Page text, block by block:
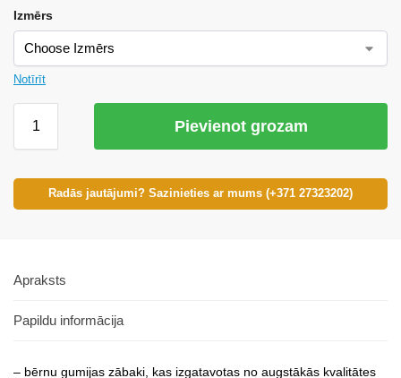
Izmērs
Notīrīt
Pievienot grozam
Radās jautājumi? Sazinieties ar mums (+371 27323202)
Apraksts
Papildu informācija
– bērnu gumijas zābaki, kas izgatavotas no augstākās kvalitātes